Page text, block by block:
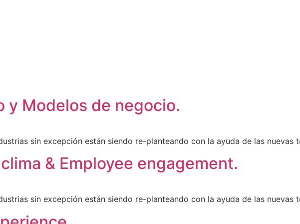
y Modelos de negocio.
sin excepción están siendo re-planteando con la ayuda de las nuevas
& Employee engagement.
sin excepción están siendo re-planteando con la ayuda de las nuevas